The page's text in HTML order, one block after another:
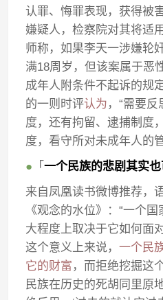
认罪、悔罪表现，获得被
嫌疑人，检察院对其将适
师称，如果李天一涉嫌轮
满18周岁，但该案属于恶
成年人附条件不起诉的
的一则时评认为 ，“需要
度，还有拘留、逮捕制度
度，看守所对未成年人的
● 「一个民族的悲剧其实
来自凤凰读书微博推荐，
《观念的水位》：“一个
大程度上取决于它如何面
这个意义上来说，一个民
它的财富 ，而拒绝挖掘这
民族在历史的死胡同里原